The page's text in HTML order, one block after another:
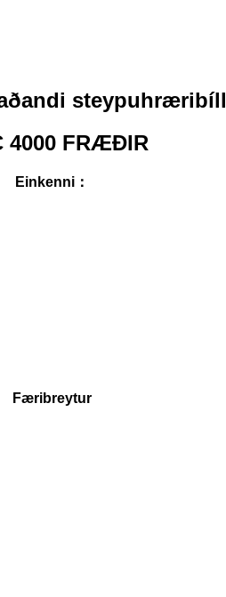
steypuhræribíll
4000 FRÆÐIR
Einkenni：
Færibreytur